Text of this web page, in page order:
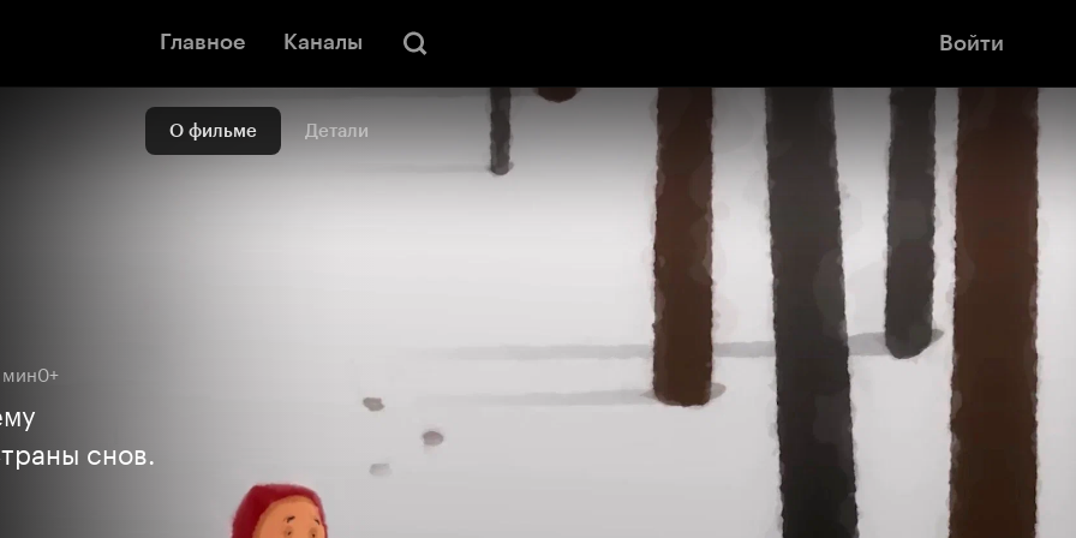
Главное Каналы Войти
О фильме Детали
0+
снов.